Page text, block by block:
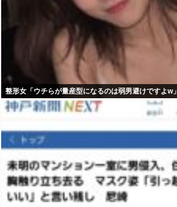
整形女「ウチらが量産型になるのは弱男避けですよw」